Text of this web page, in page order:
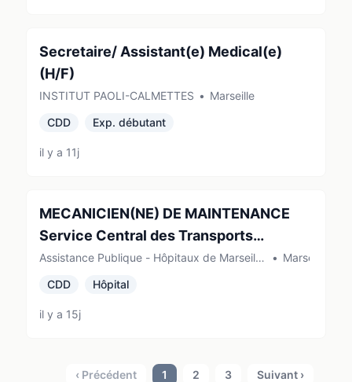
Secretaire/ Assistant(e) Medical(e)
(H/F)
INSTITUT PAOLI-CALMETTES • Marseille
CDD
Exp. débutant
il y a 11j
MECANICIEN(NE) DE MAINTENANCE
Service Central des Transports
Sanitaires AP-HM
Assistance Publique - Hôpitaux de Marseille
• Marseille
CDD
Hôpital
il y a 15j
‹ Précédent 1 2 3 Suivant ›